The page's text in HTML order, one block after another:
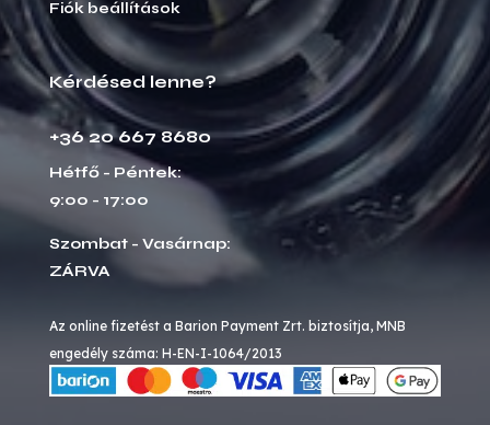
Fiók beállítások
Kérdésed lenne?
+36 20 667 8680
Hétfő - Péntek:
9:00 - 17:00
Szombat - Vasárnap:
ZÁRVA
Az online fizetést a Barion Payment Zrt. biztosítja, MNB
engedély száma: H-EN-I-1064/2013